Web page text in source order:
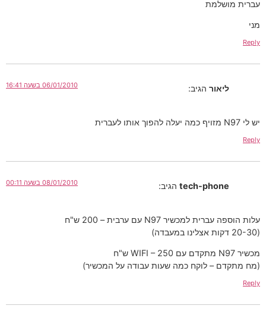
עברית מושלמת
מני
Reply
ליאור הגיב: 06/01/2010 בשעה 16:41
יש לי N97 מזויף כמה יעלה להפוך אותו לעברית
Reply
tech-phone הגיב: 08/01/2010 בשעה 00:11
עלות הוספה עברית למכשיר N97 עם ערבית – 200 ש"ח
(20-30 דקות אצלינו במעבדה)
מכשיר N97 מתקדם עם WIFI – 250 ש"ח
(מח מתקדם – לוקח כמה שעות עבודה על המכשיר)
Reply